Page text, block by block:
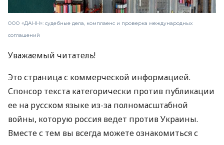
ООО «ДАНН»: судебные дела, комплаенс и проверка международных
соглашений
Уважаемый читатель!
Это страница с коммерческой информацией.
Спонсор текста категорически против публикации
ее на русском языке из-за полномасштабной
войны, которую россия ведет против Украины.
Вместе с тем вы всегда можете ознакомиться с